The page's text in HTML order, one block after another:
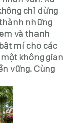
chỉ dừng
những
và thanh
mí cho các
không gian
vững. Cùng